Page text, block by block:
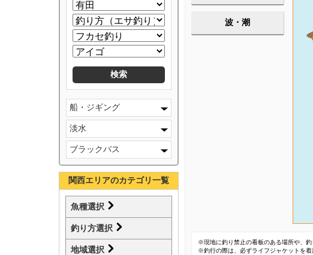
船・ジギング
淡水
ブラックバス
関西エリアのカテゴリ一覧
魚種選択
釣り方選択
地域選択
波・潮
※現地に釣り禁止の看板のある場所や、釣
※釣行の際は、必ずライフジャケットを着